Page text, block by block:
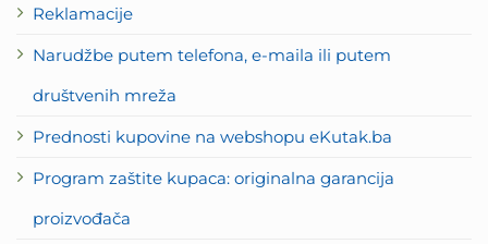
Reklamacije
Narudžbe putem telefona, e-maila ili putem
društvenih mreža
Prednosti kupovine na webshopu eKutak.ba
Program zaštite kupaca: originalna garancija
proizvođača